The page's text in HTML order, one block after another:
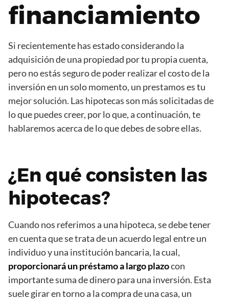
financiamiento
Si recientemente has estado considerando la
adquisición de una propiedad por tu propia cuenta,
pero no estás seguro de poder realizar el costo de la
inversión en un solo momento, un prestamos es tu
mejor solución. Las hipotecas son más solicitadas de
lo que puedes creer, por lo que, a continuación, te
hablaremos acerca de lo que debes de sobre ellas.
¿En qué consisten las
hipotecas?
Cuando nos referimos a una hipoteca, se debe tener
en cuenta que se trata de un acuerdo legal entre un
individuo y una institución bancaria, la cual,
proporcionará un préstamo a largo plazocon
importante suma de dinero para una inversión. Esta
suele girar en torno a la compra de una casa, un